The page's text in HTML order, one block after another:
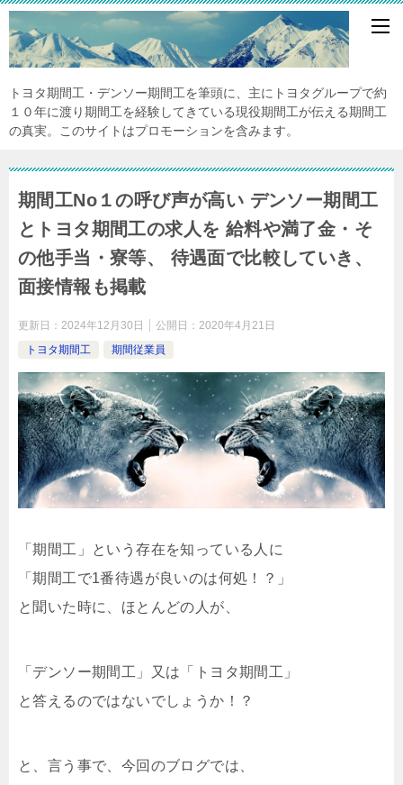
トヨタ期間工・デンソー期間工を筆頭に、主にトヨタグループで約
１０年に渡り期間工を経験してきている現役期間工が伝える期間工
の真実。このサイトはプロモーションを含みます。
期間工No１の呼び声が高い デンソー期間工
とトヨタ期間工の求人を 給料や満了金・そ
の他手当・寮等、 待遇面で比較していき、
面接情報も掲載
更新日： 2024年12月30日 公開日： 2020年4月21日
トヨタ期間工
期間従業員
「期間工」という存在を知っている人に
「期間工で1番待遇が良いのは何処！？」
と聞いた時に、ほとんどの人が、
「デンソー期間工」又は「トヨタ期間工」
と答えるのではないでしょうか！？
と、言う事で、今回のブログでは、